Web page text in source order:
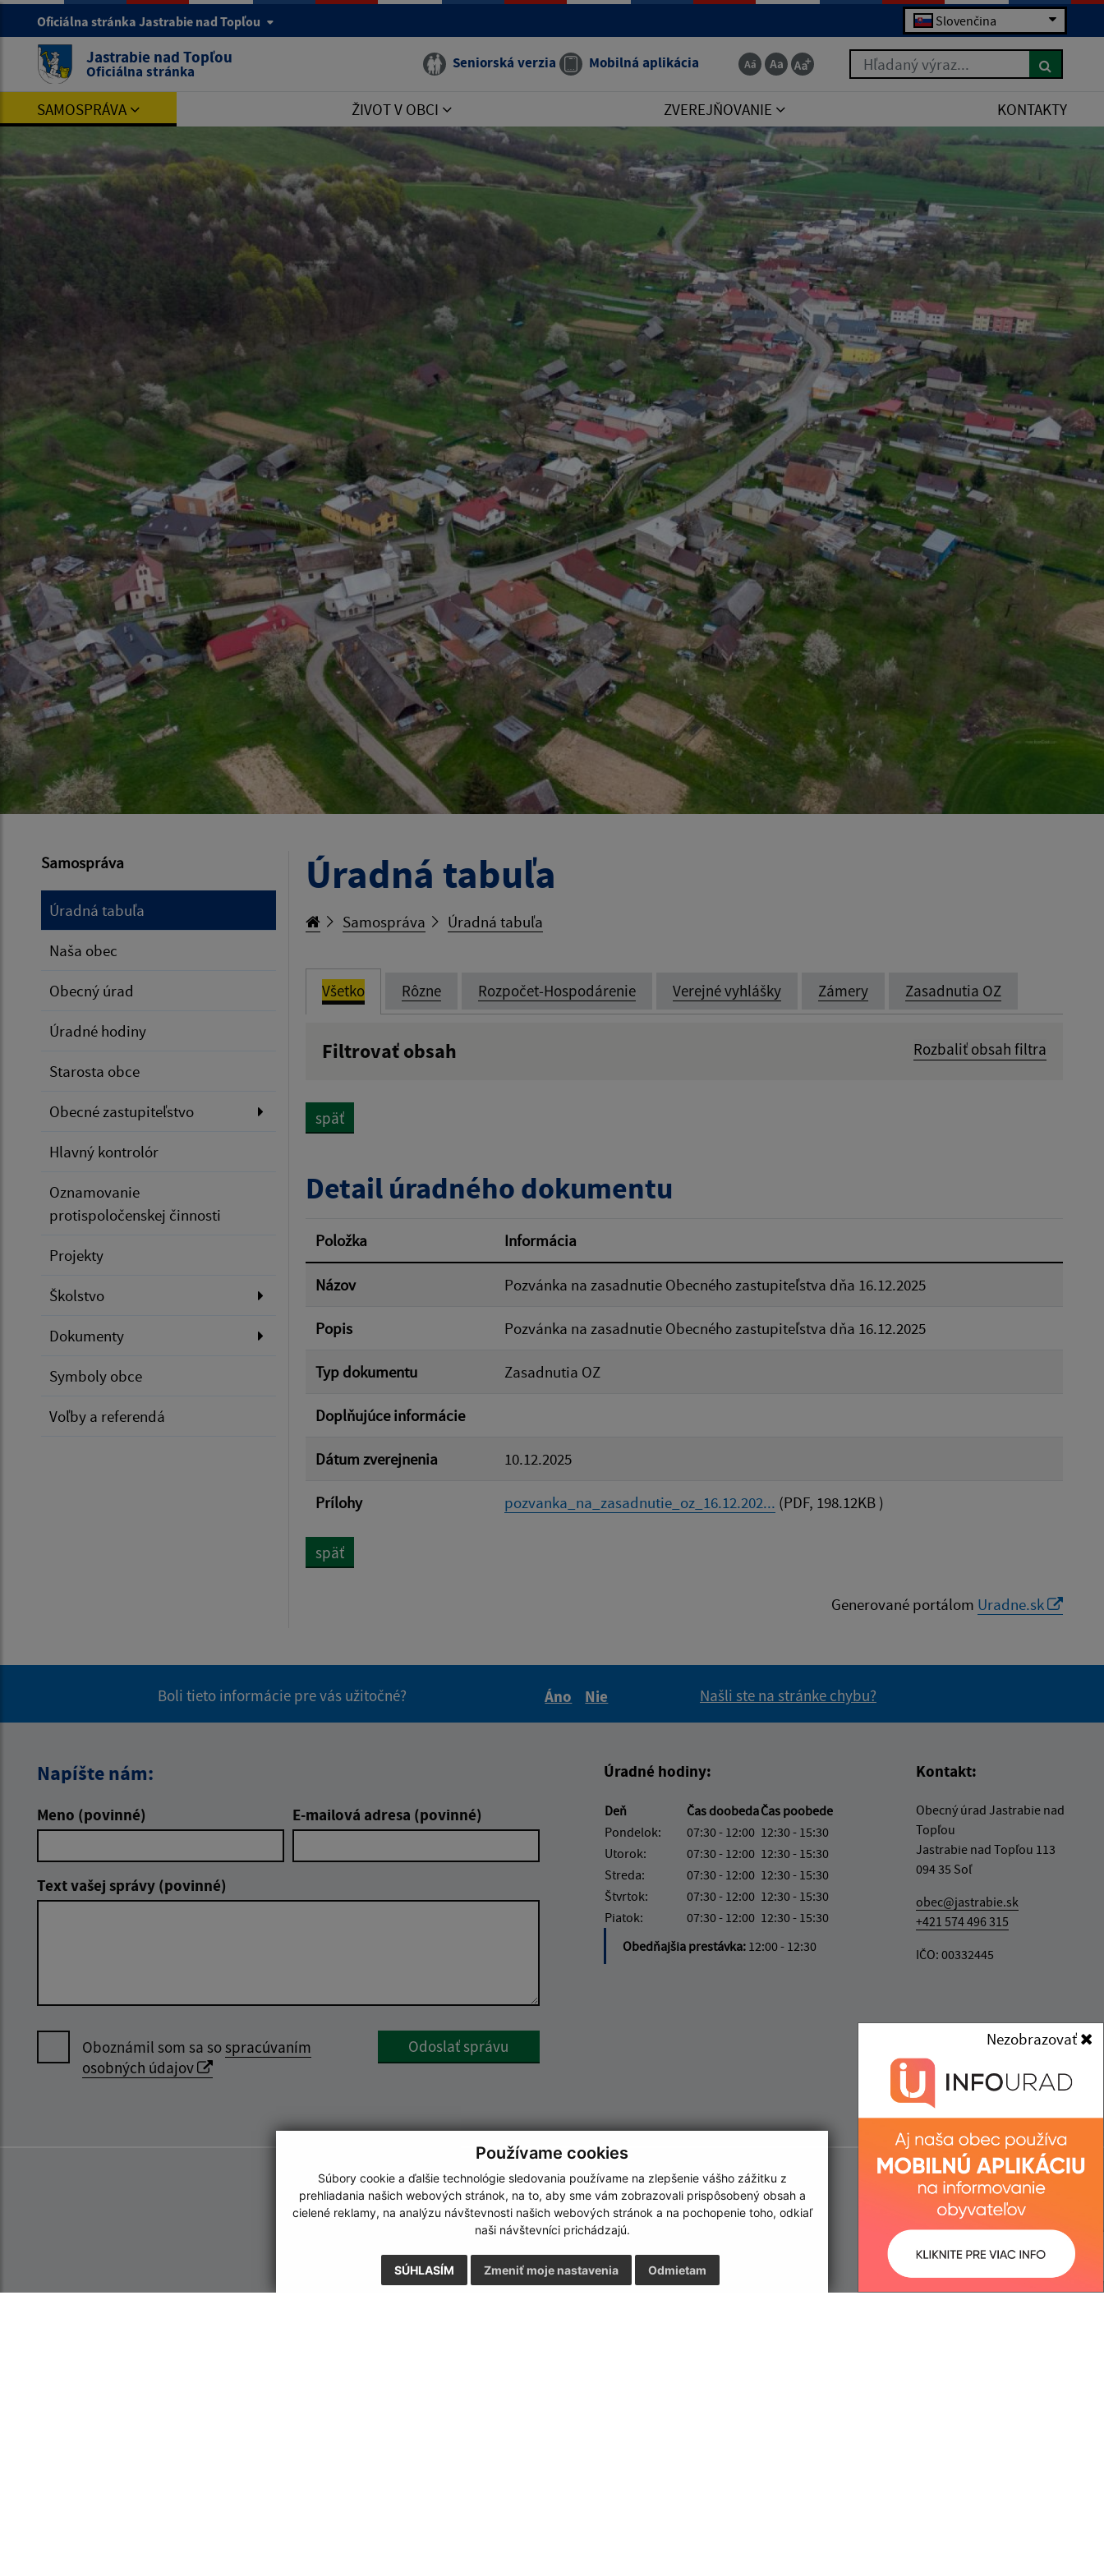
Používame cookies
Súbory cookie a ďalšie technológie sledovania používame na zlepšenie vášho zážitku z
prehliadania našich webových stránok, na to, aby sme vám zobrazovali prispôsobený obsah a
cielené reklamy, na analýzu návštevnosti našich webových stránok a na pochopenie toho, odkiaľ
naši návštevníci prichádzajú.
SÚHLASÍM Odmietam
Zmeniť moje nastavenia
Nezobrazovať
Oficiálna stránka Jastrabie nad Topľou Slovenčina
Jastrabie nad Topľou
Oficiálna stránka Seniorská verzia Mobilná aplikácia Hľadaný výraz...
SAMOSPRÁVA ŽIVOT V OBCI ZVEREJŇOVANIE KONTAKTY
Samospráva
Úradná tabuľa
Naša obec
Obecný úrad
Úradné hodiny
Starosta obce
Obecné zastupiteľstvo
Hlavný kontrolór
Oznamovanie
protispoločenskej činnosti
Projekty
Školstvo
Dokumenty
Symboly obce
Voľby a referendá
Úradná tabuľa
Samospráva Úradná tabuľa
Všetko Rôzne Rozpočet-Hospodárenie Verejné vyhlášky Zámery Zasadnutia OZ
Filtrovať obsah Rozbaliť obsah filtra
Filtrovať
späť
Detail úradného dokumentu
Položka Informácia
Názov Pozvánka na zasadnutie Obecného zastupiteľstva dňa 16.12.2025
Popis Pozvánka na zasadnutie Obecného zastupiteľstva dňa 16.12.2025
Typ dokumentu Zasadnutia OZ
Doplňujúce informácie
Dátum zverejnenia 10.12.2025
Prílohy pozvanka_na_zasadnutie_oz_16.12.202... (PDF, 198.12KB )
späť
Generované portálom Uradne.sk
Boli tieto informácie pre vás užitočné?
Áno
Nie
Našli ste na stránke chybu?
Napíšte nám:
Meno (povinné) E-mailová adresa (povinné)
Text vašej správy (povinné)
Oboznámil som sa sospracúvaním
osobných údajov
Odoslať správu
Úradné hodiny:
Deň Čas doobedaČas poobede
Pondelok:
07:30 - 12:00 12:30 - 15:30
Utorok:
07:30 - 12:00 12:30 - 15:30
Streda:
07:30 - 12:00 12:30 - 15:30
Štvrtok:
07:30 - 12:00 12:30 - 15:30
Piatok:
07:30 - 12:00 12:30 - 15:30
Obedňajšia prestávka: 12:00 - 12:30
Kontakt:
Obecný úrad Jastrabie nad
Topľou
Jastrabie nad Topľou 113
094 35 Soľ
obec@jastrabie.sk
+421 574 496 315
IČO: 00332445